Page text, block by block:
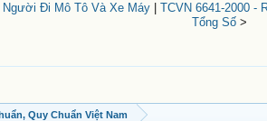
Người Đi Mô Tô Và Xe Máy
TCVN 6641-2000 -
Tổng Số>
Quy Chuẩn Việt Nam